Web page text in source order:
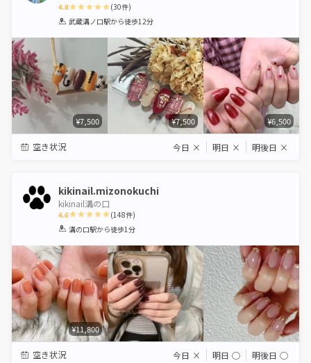
4.8
1 2 3 4 5
(30件)
武蔵溝ノ口駅から徒歩12分
¥7,500 ¥7,500 ¥6,500
空き状況 今日 × 明日 × 明後日 ×
kikinail.mizonokuchi
kikinail溝の口
4.6
1 2 3 4 5
(148件)
溝の口駅から徒歩1分
¥11,800
空き状況 今日 × 明日 ◯ 明後日 ◯